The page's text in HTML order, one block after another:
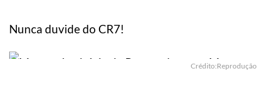
Nunca duvide do CR7!
Crédito:Reprodução